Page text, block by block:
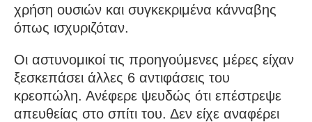
χρήση ουσιών και συγκεκριμένα κάνναβης
όπως ισχυριζόταν.
Οι αστυνομικοί τις προηγούμενες μέρες είχαν
ξεσκεπάσει άλλες 6 αντιφάσεις του
κρεοπώλη. Ανέφερε ψευδώς ότι επέστρεψε
απευθείας στο σπίτι του. Δεν είχε αναφέρει